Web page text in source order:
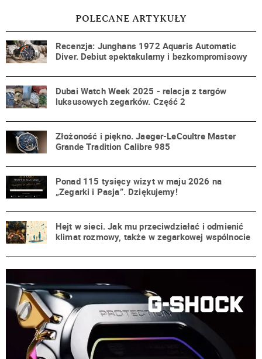
POLECANE ARTYKUŁY
Recenzja: Junghans 1972 Aquaris Automatic
Diver. Debiut spektakularny i bezkompromisowy
Dubai Watch Week 2025 - relacja z targów
luksusowych zegarków. Część 2
Złożoność i piękno. Jaeger-LeCoultre Master
Grande Tradition Calibre 985
Ponad 115 tysięcy wizyt w maju 2026 na
„Zegarki i Pasja”. Dziękujemy!
Hejt w sieci. Jak mu przeciwdziałać i odmienić
klimat rozmowy, także w zegarkowej wspólnocie